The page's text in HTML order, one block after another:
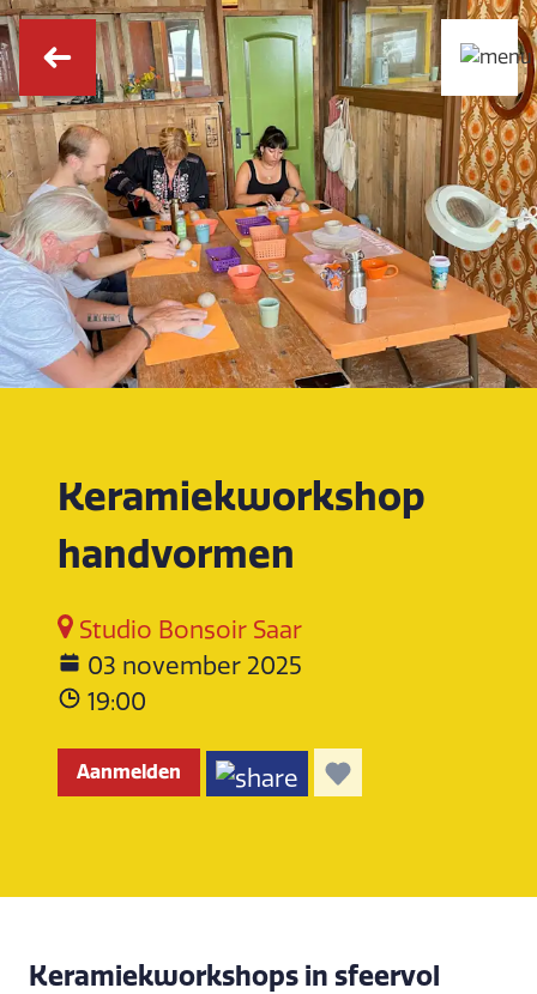
Keramiekworkshop
handvormen
Studio Bonsoir Saar
03 november 2025
19:00
Aanmelden
Keramiekworkshops in sfeervol